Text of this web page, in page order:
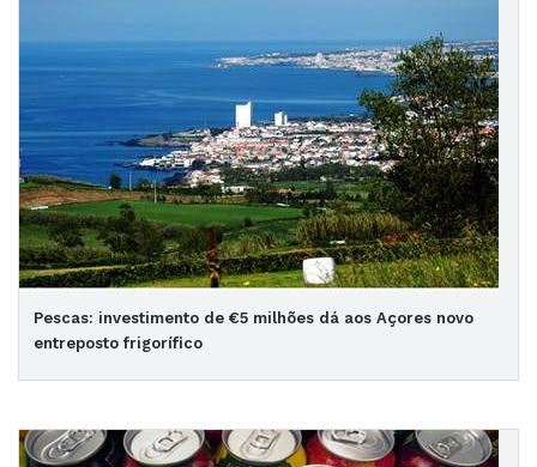
Pescas: investimento de €5 milhões dá aos Açores novo
entreposto frigorífico